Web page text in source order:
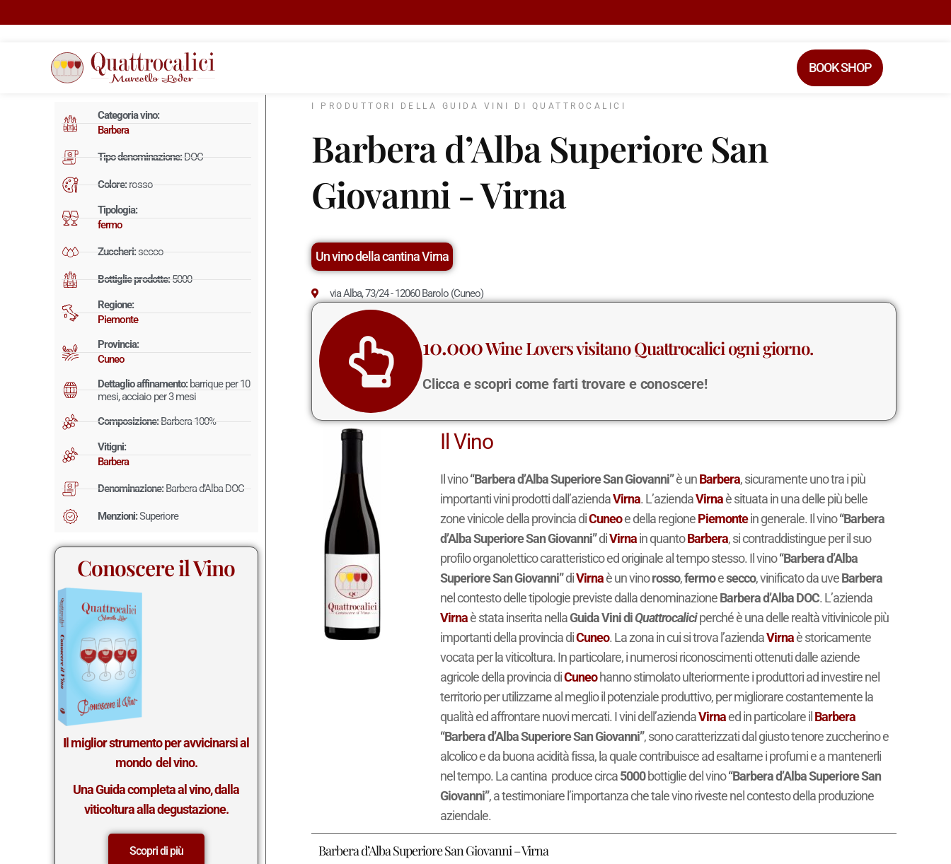
BOOK SHOP
Categoria vino:
Barbera
Tipo denominazione:DOC
Colore:rosso
Tipologia:
fermo
Zuccheri:secco
Bottiglie prodotte:5000
Regione:
Piemonte
Provincia:
Cuneo
Dettaglio affinamento:barrique per 10
mesi, acciaio per 3 mesi
Composizione:Barbera 100%
Vitigni:
Barbera
Denominazione:Barbera d’Alba DOC
Menzioni:Superiore
Conoscere il Vino
Il miglior strumento per avvicinarsi al
mondo del vino.
Una Guida completa al vino, dalla
viticoltura alla degustazione.
Scopri di più
I PRODUTTORI DELLA GUIDA VINI DI QUATTROCALICI
Barbera d’Alba Superiore San
Giovanni - Virna
Un vino della cantina Virna
via Alba, 73/24 - 12060 Barolo (Cuneo)
10.000Wine Lovers visitano Quattrocalici ogni giorno.
Clicca e scopri come farti trovare e conoscere!
Il Vino
Il vino“Barbera d’Alba Superiore San Giovanni”è unBarbera, sicuramente uno tra i più
importanti vini prodotti dall’aziendaVirna. L’aziendaVirnaè situata in una delle più belle
zone vinicole della provincia diCuneoe della regionePiemontein generale. Il vino“Barbera
d’Alba Superiore San Giovanni”diVirnain quantoBarbera, si contraddistingue per il suo
profilo organolettico caratteristico ed originale al tempo stesso. Il vino“Barbera d’Alba
Superiore San Giovanni”diVirnaè un vinorosso,fermoesecco, vinificato da uveBarbera
nel contesto delle tipologie previste dalla denominazioneBarbera d’Alba DOC. L’azienda
Virnaè stata inserita nellaGuida Vini diQuattrocaliciperché è una delle realtà vitivinicole più
importanti della provincia diCuneo. La zona in cui si trova l’aziendaVirnaè storicamente
vocata per la viticoltura. In particolare, i numerosi riconoscimenti ottenuti dalle aziende
agricole della provincia diCuneohanno stimolato ulteriormente i produttori ad investire nel
territorio per utilizzarne al meglio il potenziale produttivo, per migliorare costantemente la
qualità ed affrontare nuovi mercati. I vini dell’aziendaVirnaed in particolare il Barbera
“Barbera d’Alba Superiore San Giovanni”, sono caratterizzati dal giusto tenore zuccherino e
alcolico e da buona acidità fissa, la quale contribuisce ad esaltarne i profumi e a mantenerli
nel tempo. La cantina produce circa5000bottiglie del vino“Barbera d’Alba Superiore San
Giovanni”, a testimoniare l’importanza che tale vino riveste nel contesto della produzione
aziendale.
Barbera d’Alba Superiore San Giovanni – Virna